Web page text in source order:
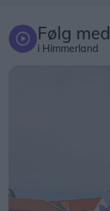
Følg med
i Himmerland